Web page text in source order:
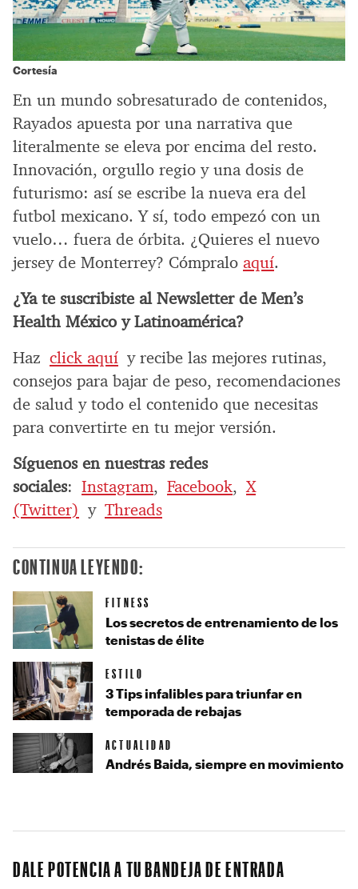
Cortesía
En un mundo sobresaturado de contenidos,
Rayados apuesta por una narrativa que
literalmente se eleva por encima del resto.
Innovación, orgullo regio y una dosis de
futurismo: así se escribe la nueva era del
futbol mexicano. Y sí, todo empezó con un
vuelo… fuera de órbita. ¿Quieres el nuevo
jersey de Monterrey? Cómpralo aquí.
¿Ya te suscribiste al Newsletter de Men’s
Health México y Latinoamérica?
Haz click aquí y recibe las mejores rutinas,
consejos para bajar de peso, recomendaciones
de salud y todo el contenido que necesitas
para convertirte en tu mejor versión.
Síguenos en nuestras redes
sociales: Instagram, Facebook,X
(Twitter) y Threads
CONTINUA LEYENDO:
FITNESS
Los secretos de entrenamiento de los
tenistas de élite
ESTILO
3 Tips infalibles para triunfar en
temporada de rebajas
ACTUALIDAD
Andrés Baida, siempre en movimiento
DALE POTENCIA A TU BANDEJA DE ENTRADA